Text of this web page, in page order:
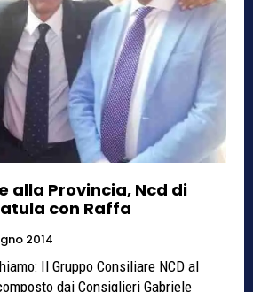
alla Provincia, Ncd di
con Raffa
2014
NCD al
dai Consiglieri Gabriele